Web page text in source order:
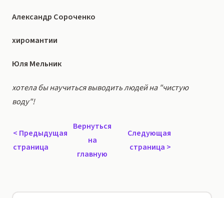
Александр Сороченко
хиромантии
Юля Мельник
хотела бы научиться выводить людей на "чистую
воду"!
< Предыдущая
страница
Вернуться
на
главную
Следующая
страница >